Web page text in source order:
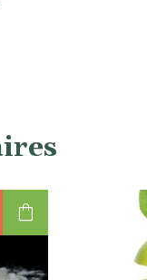
shopping_bag